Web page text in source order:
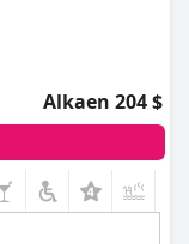
Alkaen 204 $